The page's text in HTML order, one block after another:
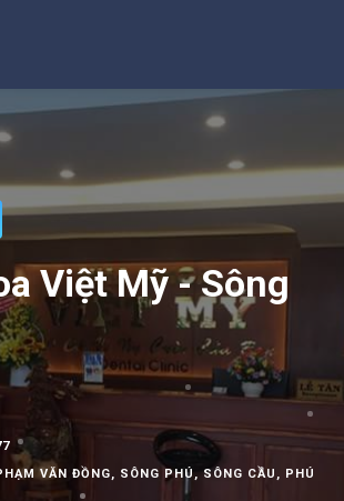
Việt Mỹ - Sông
VĂN ĐỒNG, SÔNG PHÚ, SÔNG CẦU, PHÚ